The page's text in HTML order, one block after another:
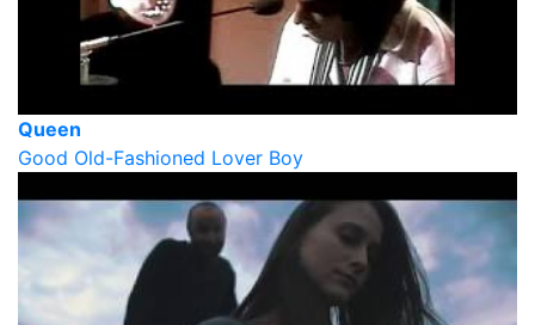
Queen
Good Old-Fashioned Lover Boy